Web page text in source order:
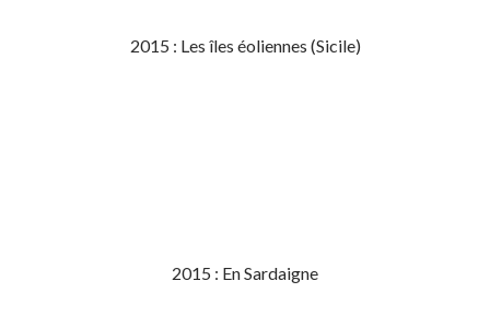
2015 : Les îles éoliennes (Sicile)
2015 : En Sardaigne